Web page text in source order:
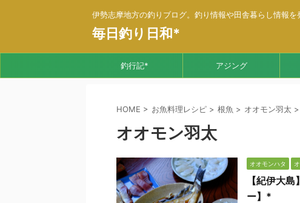
伊勢志摩地方の釣りブログ。釣り情報や田舎暮らし情報を
毎日釣り日和*
釣行記* アジング
HOME > お魚料理レシピ > 根魚 > オオモン羽太 >
オオモン羽太
オオモンハタ
【紀伊大
ー】*